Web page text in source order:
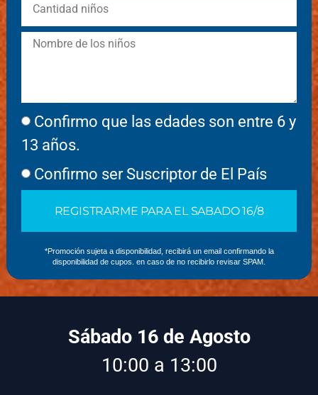
Confirmo que las edades son entre 6 y
13 años.
Confirmo ser Suscriptor de El País
REGISTRARME PARA EL SABADO 16/8
*Promoción sujeta a disponibilidad, recibirá un email confirmando la
disponibilidad de cupos. en caso de no recibirlo revisar SPAM.
Sábado 16 de Agosto
10:00 a 13:00